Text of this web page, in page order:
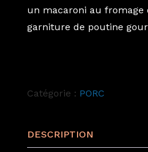
un macaroni au fromage
garniture de poutine
Catégorie : PORC
DESCRIPTION